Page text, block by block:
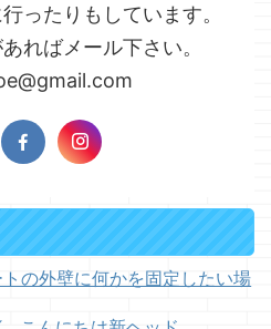
ったりもしています。
ればメール下さい。
の外壁に何かを固定したい場